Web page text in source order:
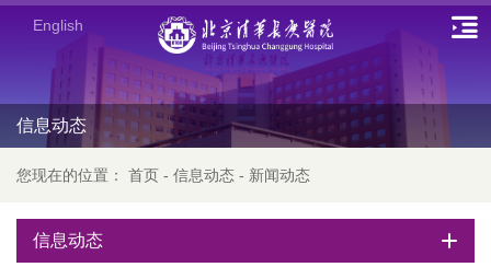
English
信息动态
您现在的位置： 首页 - 信息动态 - 新闻动态
信息动态